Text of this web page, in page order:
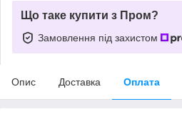
Що таке купити з Пром?
Замовлення під захистом
Опис Доставка Оплата